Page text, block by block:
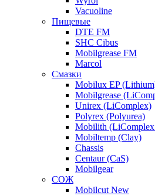
Vacuoline
Пищевые
DTE FM
SHC Cibus
Mobilgrease FM
Marcol
Смазки
Mobilux EP
Mobilgrease
Unirex (LiComplex)
Polyrex (Polyurea)
Mobilith
Mobiltemp (Clay)
Chassis
Centaur (CaS)
Mobilgear
СОЖ
Mobilcut New